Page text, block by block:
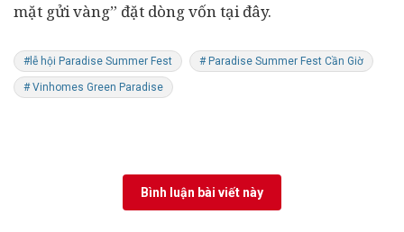
mặt gửi vàng” đặt dòng vốn tại đây.
#lễ hội Paradise Summer Fest # Paradise Summer Fest Cần Giờ
# Vinhomes Green Paradise
Bình luận bài viết này